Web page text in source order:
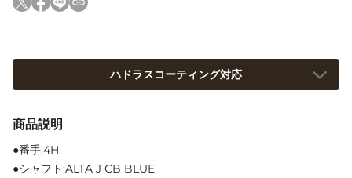
ハドラスコーティング対応
商品説明
●番手:4H
●シャフト:ALTA J CB BLUE